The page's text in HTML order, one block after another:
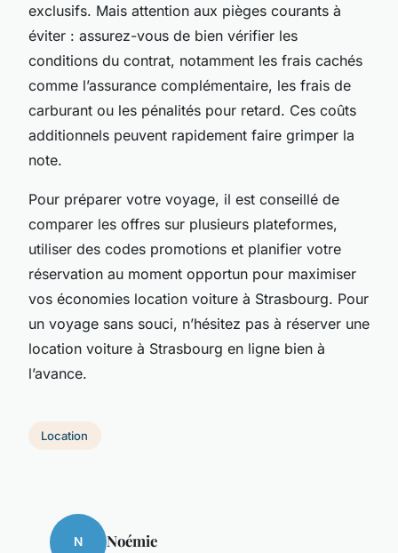
exclusifs. Mais attention aux pièges courants à
éviter : assurez-vous de bien vérifier les
conditions du contrat, notamment les frais cachés
comme l’assurance complémentaire, les frais de
carburant ou les pénalités pour retard. Ces coûts
additionnels peuvent rapidement faire grimper la
note.
Pour préparer votre voyage, il est conseillé de
comparer les offres sur plusieurs plateformes,
utiliser des codes promotions et planifier votre
réservation au moment opportun pour maximiser
vos économies location voiture à Strasbourg. Pour
un voyage sans souci, n’hésitez pas à réserver une
location voiture à Strasbourg en ligne bien à
l’avance.
Location
N Noémie